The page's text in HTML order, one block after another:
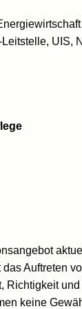
UIS,
Auftreten
Richtigkeit
keine